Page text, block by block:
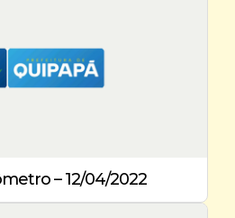
– 12/04/2022